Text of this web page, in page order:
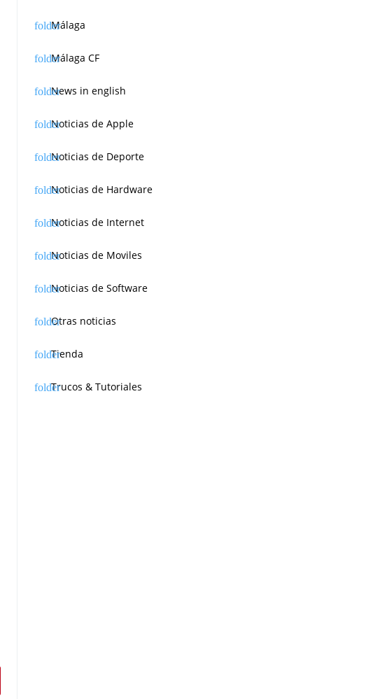
Málaga
Málaga CF
News in english
Noticias de Apple
Noticias de Deporte
Noticias de Hardware
Noticias de Internet
Noticias de Moviles
Noticias de Software
Otras noticias
Tienda
Trucos & Tutoriales